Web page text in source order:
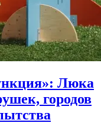
Люка
городов